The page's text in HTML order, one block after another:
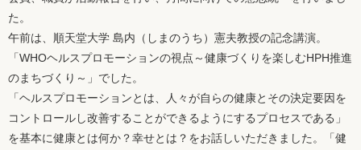
た。
午前は、順天堂大学 島内（しまのうち）憲夫教授の記念講演。
「WHOヘルスプロモーションの視点～健康づくりを楽しむHPH推進
のまちづくり～」でした。
「ヘルスプロモーションとは、人々が自らの健康とその決定要因を
コントロールし改善することができるようにするプロセスである」
を基本に健康とは何か？幸せとは？をお話しいただきました。「健